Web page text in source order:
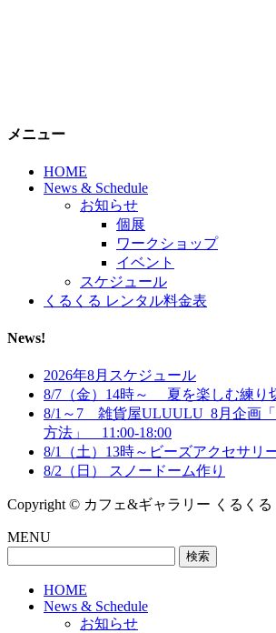
メニュー
HOME
News & Schedule
お知らせ
個展
ワークショップ
イベント
スケジュール
くるくる レンタル料金表
News!
2026年8月スケジュール
8/7（金）14時～ 夏を楽しむ練り
8/1～7 雑貨屋ULUULU_8月企画
方法」 11:00-18:00
8/1（土）13時～ビーズアクセサリ
8/2（日） スノードーム作り
Copyright © カフェ&ギャラリー くるくる
MENU
HOME
News & Schedule
お知らせ